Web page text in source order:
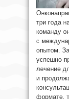
три года
команду
с
опытом.
успешно
лечение
и
формате,